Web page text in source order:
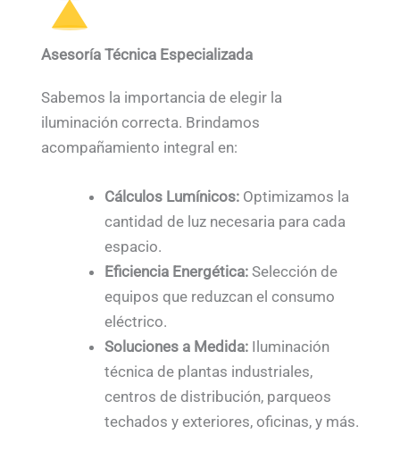
Asesoría Técnica Especializada
Sabemos la importancia de elegir la
iluminación correcta. Brindamos
acompañamiento integral en:
Cálculos Lumínicos:Optimizamos la
cantidad de luz necesaria para cada
espacio.
Eficiencia Energética:Selección de
equipos que reduzcan el consumo
eléctrico.
Soluciones a Medida:Iluminación
técnica de plantas industriales,
centros de distribución, parqueos
techados y exteriores, oficinas, y más.